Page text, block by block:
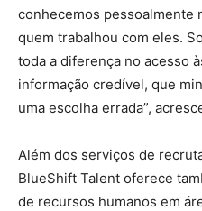
conhecemos pessoalmente
quem trabalhou com eles.
toda a diferença no acesso
informação credível, que
uma escolha errada”,
Além dos serviços de
BlueShift Talent oferece
de recursos humanos em